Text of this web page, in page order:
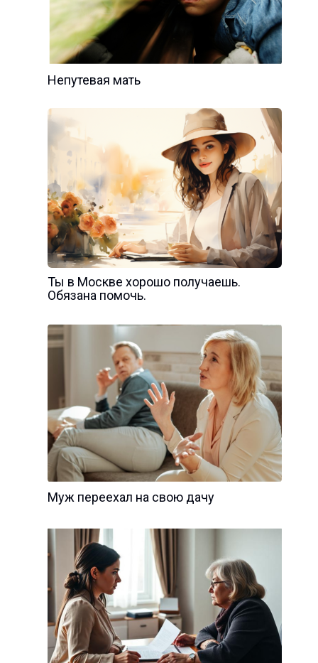
Непутевая мать
Ты в Москве хорошо получаешь.
Обязана помочь.
Муж переехал на свою дачу